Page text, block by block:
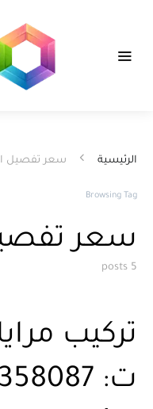
الرئيسية سعر تفصيل
Browsing Tag
سعر
5 posts
تركيب